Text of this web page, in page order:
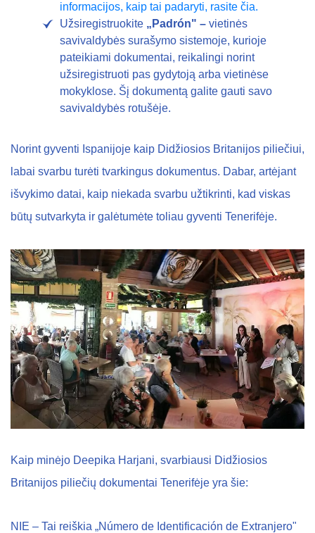
informacijos, kaip tai padaryti, rasite čia.
Užsiregistruokite „Padrón" – vietinės
savivaldybės surašymo sistemoje, kurioje
pateikiami dokumentai, reikalingi norint
užsiregistruoti pas gydytoją arba vietinėse
mokyklose. Šį dokumentą galite gauti savo
savivaldybės rotušėje.
Norint gyventi Ispanijoje kaip Didžiosios Britanijos piliečiui,
labai svarbu turėti tvarkingus dokumentus. Dabar, artėjant
išvykimo datai, kaip niekada svarbu užtikrinti, kad viskas
būtų sutvarkyta ir galėtumėte toliau gyventi Tenerifėje.
Kaip minėjo Deepika Harjani, svarbiausi Didžiosios
Britanijos piliečių dokumentai Tenerifėje yra šie:
NIE – Tai reiškia „Número de Identificación de Extranjero"